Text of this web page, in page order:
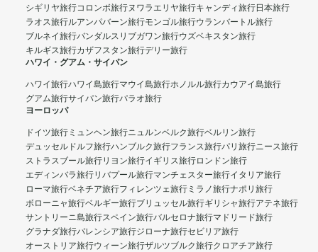
シギリヤ旅行コロンボ旅行ヌワラエリヤ旅行キャンディ旅行日本旅行
ラオス旅行ルアンパバーン旅行モンゴル旅行ウランバートル旅行
ブルネイ旅行バンダルスリブガワン旅行ウズベキスタン旅行
キルギス旅行カザフスタン旅行デリー旅行
ハワイ・グアム・サイパン
ハワイ旅行ハワイ島旅行マウイ島旅行ホノルル旅行カウアイ島旅行
グアム旅行サイパン旅行パラオ旅行
ヨーロッパ
ドイツ旅行 ミュンヘン旅行ニュルンベルク旅行ベルリン旅行
デュッセルドルフ旅行ハンブルク旅行フランス旅行パリ旅行ニース旅行
ストラスブール旅行リヨン旅行イギリス旅行ロンドン旅行
エディンバラ旅行リバプール旅行マンチェスター旅行イタリア旅行
ローマ旅行ベネチア旅行フィレンツェ旅行 ミラノ旅行ナポリ旅行
ボローニャ旅行ベルギー旅行ブリュッセル旅行ギリシャ旅行アテネ旅行
サントリーニ島旅行スペイン旅行バルセロナ旅行マドリード旅行
グラナダ旅行バレンシア旅行ジローナ旅行セビリア旅行
オーストリア旅行ウィーン旅行ザルツブルク旅行クロアチア旅行